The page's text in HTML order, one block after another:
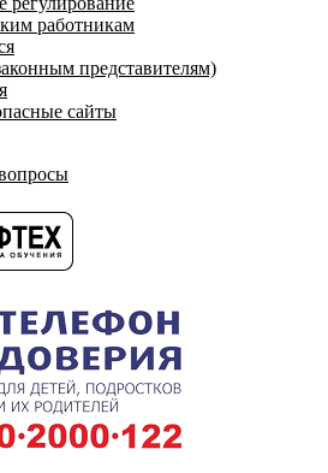
работникам
представителям)
сайты